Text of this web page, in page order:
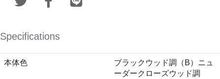
Specifications
本体色
ブラックウッド調（B）ニュ
ーダークローズウッド調